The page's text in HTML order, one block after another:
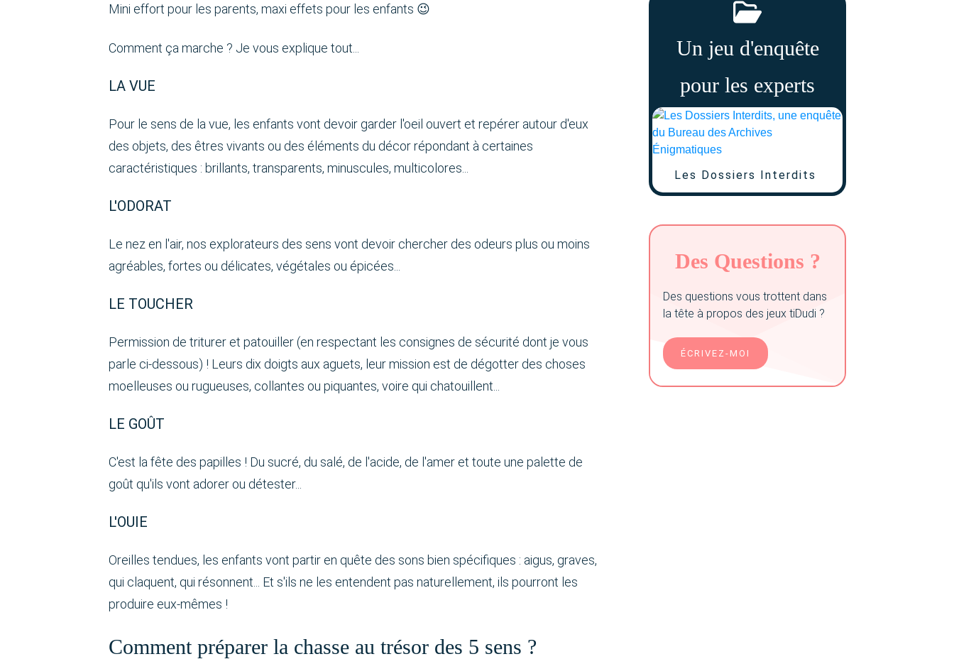
Mini effort pour les parents, maxi effets pour les enfants 😉
Comment ça marche ? Je vous explique tout...
LA VUE
Pour le sens de la vue, les enfants vont devoir garder l'oeil ouvert et repérer autour d'eux
des objets, des êtres vivants ou des éléments du décor répondant à certaines
caractéristiques : brillants, transparents, minuscules, multicolores...
L'ODORAT
Le nez en l'air, nos explorateurs des sens vont devoir chercher des odeurs plus ou moins
agréables, fortes ou délicates, végétales ou épicées...
LE TOUCHER
Permission de triturer et patouiller (en respectant les consignes de sécurité dont je vous
parle ci-dessous) ! Leurs dix doigts aux aguets, leur mission est de dégotter des choses
moelleuses ou rugueuses, collantes ou piquantes, voire qui chatouillent...
LE GOÛT
C'est la fête des papilles ! Du sucré, du salé, de l'acide, de l'amer et toute une palette de
goût qu'ils vont adorer ou détester...
L'OUIE
Oreilles tendues, les enfants vont partir en quête des sons bien spécifiques : aigus, graves,
qui claquent, qui résonnent... Et s'ils ne les entendent pas naturellement, ils pourront les
produire eux-mêmes !
Comment préparer la chasse au trésor des 5 sens ?
Un jeu d'enquête
pour les experts
Les Dossiers Interdits
Des Questions ?
Des questions vous trottent dans
la tête à propos des jeux tiDudi ?
ÉCRIVEZ-MOI